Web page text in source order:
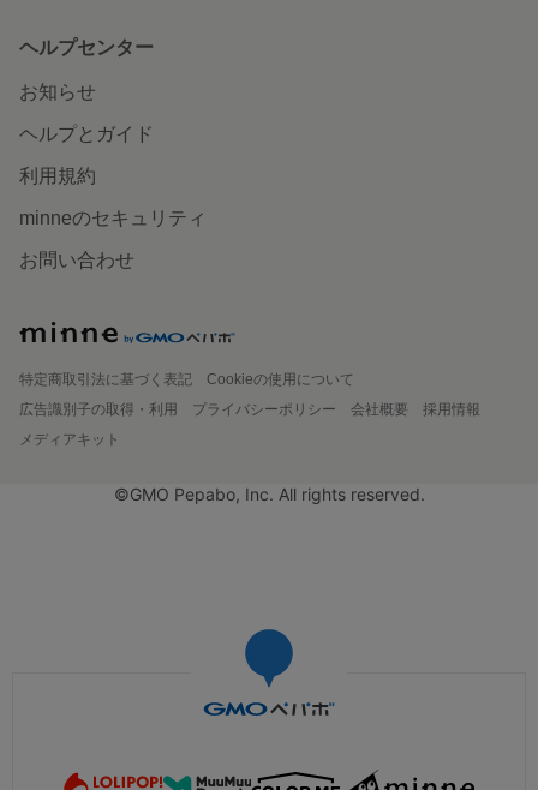
ヘルプセンター
お知らせ
ヘルプとガイド
利用規約
minneのセキュリティ
お問い合わせ
特定商取引法に基づく表記
Cookieの使用について
広告識別子の取得・利用
プライバシーポリシー 会社概要
採用情報
メディアキット
©GMO Pepabo, Inc. All rights reserved.